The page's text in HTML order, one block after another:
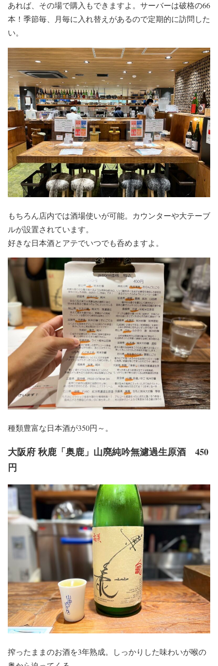
あれば、その場で購入もできますよ。サーバーは破格の66
本！季節毎、月毎に入れ替えがあるので定期的に訪問した
い。
もちろん店内では酒場使いが可能。カウンターや大テーブ
ルが設置されています。
好きな日本酒とアテでいつでも呑めますよ。
種類豊富な日本酒が350円～。
大阪府 秋鹿「奥鹿」山廃純吟無濾過生原酒 450
円
搾ったままのお酒を3年熟成。しっかりした味わいが喉の